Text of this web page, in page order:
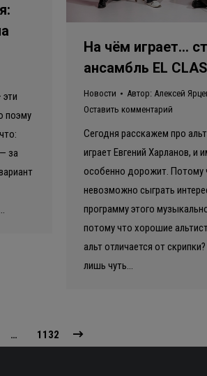
поэму
за
На чём играет…
ансамбль EL
Новости Автор: Алексей
Оставить комментарий
Сегодня расскажем про
играет Евгений Харланов, и
особенно дорожит. Потому
невозможно сыграть
программу этого
потому что хорошие
альт отличается от
лишь чуть…
… 1132